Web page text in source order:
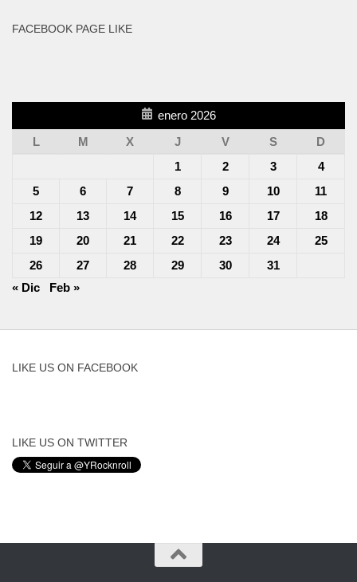
FACEBOOK PAGE LIKE
enero 2026
L
M X J V S
D
1
2 3
4
5
6 7 8 9 10
11
12
13 14 15 16 17
18
19
20 21 22 23 24
25
26
27 28 29 30
31
« Dic
Feb »
LIKE US ON FACEBOOK
LIKE US ON TWITTER